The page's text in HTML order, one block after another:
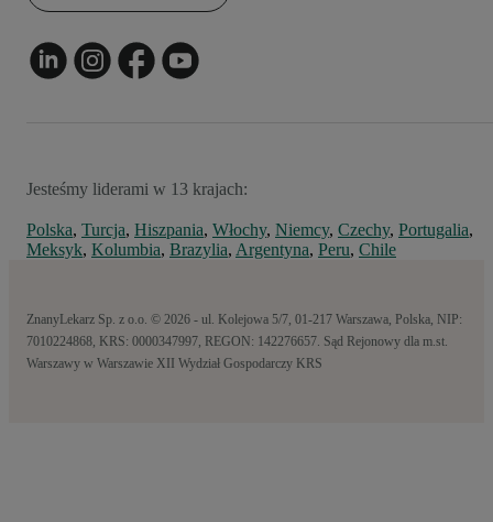
Jesteśmy liderami w 13 krajach:
Polska, Turcja, Hiszpania, Włochy, Niemcy, Czechy, Portugalia,
Meksyk, Kolumbia, Brazylia, Argentyna, Peru, Chile
ZnanyLekarz Sp. z o.o. © 2026 - ul. Kolejowa 5/7, 01-217 Warszawa, Polska, NIP:
7010224868, KRS: 0000347997, REGON: 142276657. Sąd Rejonowy dla m.st.
Warszawy w Warszawie XII Wydział Gospodarczy KRS